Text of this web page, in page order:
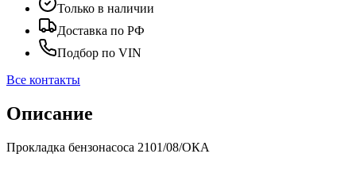
Только в наличии
Доставка по РФ
Подбор по VIN
Все контакты
Описание
Прокладка бензонасоса 2101/08/ОКА